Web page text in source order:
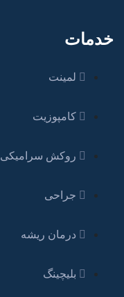
خدمات
لمینت
کامپوزیت
روکش سرامیکی
جراحی
درمان ریشه
بلیچینگ